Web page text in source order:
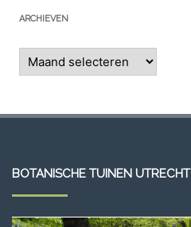
ARCHIEVEN
BOTANISCHE TUINEN UTRECHT